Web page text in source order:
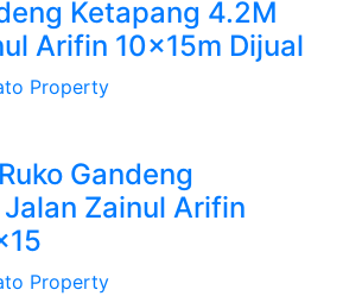
Ketapang 4.2M
Arifin 10x15m Dijual
Property
Gandeng
Zainul Arifin
Property